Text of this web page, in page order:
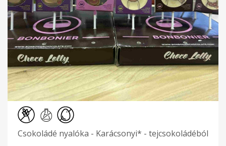
Csokoládé nyalóka - Karácsonyi* - tejcsokoládéból